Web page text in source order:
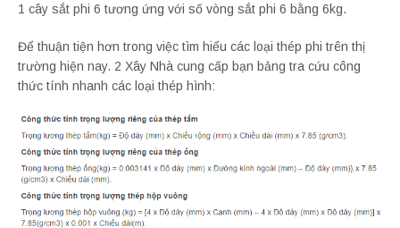
1 cây sắt phi 6 tương ứng với số vòng sắt phi 6 bằng 6kg.
Để thuận tiện hơn trong việc tìm hiểu các loại thép phi trên thị
trường hiện nay. 2 Xây Nhà cung cấp bạn bảng tra cứu công
thức tính nhanh các loại thép hình: